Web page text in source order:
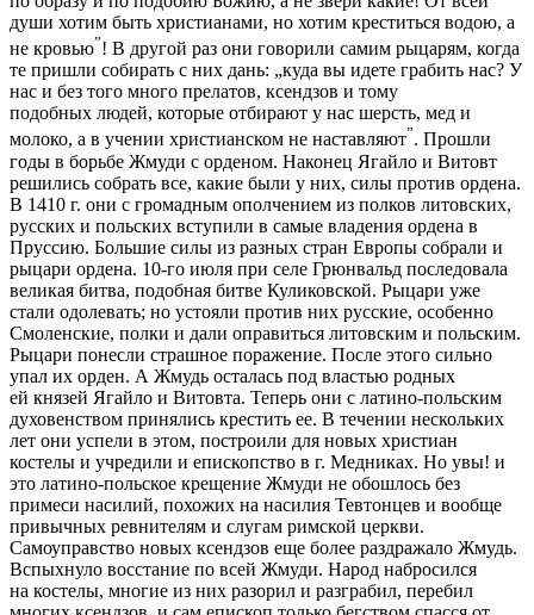
души хотим быть христианами, но хотим креститься водою, а
не кровью”! В другой раз они говорили самим рыцарям, когда
те пришли собирать с них дань: „куда вы идете грабить нас? У
нас и без того много прелатов, ксендзов и тому
подобных людей, которые отбирают у нас шерсть, мед и
молоко, а в учении христианском не наставляют”. Прошли
годы в борьбе Жмуди с орденом. Наконец Ягайло и Витовт
решились собрать все, какие были у них, силы против ордена.
В 1410 г. они с громадным ополчением из полков литовских,
русских и польских вступили в самые владения ордена в
Пруссию. Большие силы из разных стран Европы собрали и
рыцари ордена. 10-го июля при селе Грюнвальд последовала
великая битва, подобная битве Куликовской. Рыцари уже
стали одолевать; но устояли против них русские, особенно
Смоленские, полки и дали оправиться литовским и польским.
Рыцари понесли страшное поражение. После этого сильно
упал их орден. А Жмудь осталась под властью родных
ей князей Ягайло и Витовта. Теперь они с латино-польским
духовенством принялись крестить ее. В течении нескольких
лет они успели в этом, построили для новых христиан
костелы и учредили и епископство в г. Медниках. Но увы! и
это латино-польское крещение Жмуди не обошлось без
примеси насилий, похожих на насилия Тевтонцев и вообще
привычных ревнителям и слугам римской церкви.
Самоуправство новых ксендзов еще более раздражало Жмудь.
Вспыхнуло восстание по всей Жмуди. Народ набросился
на костелы, многие из них разорил и разграбил, перебил